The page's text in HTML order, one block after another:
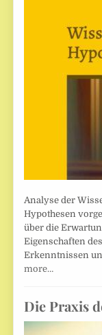
Analyse der
Hypothesen
über die
Eigenschaften
Erkenntnissen
more…
Die Praxis